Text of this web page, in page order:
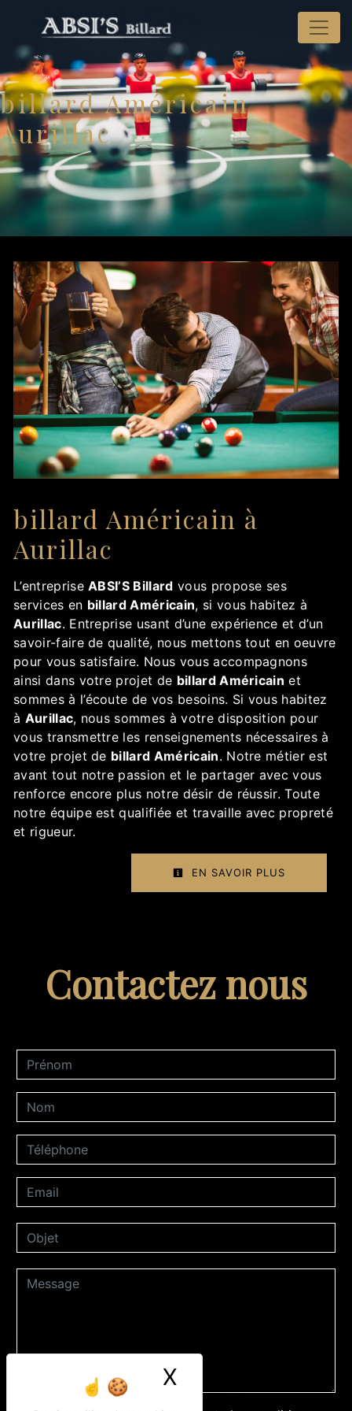
X
billard Américain
Aurillac
billard Américain à
Aurillac
L’entrepriseABSI’S Billard vous propose ses
services en billard Américain, si vous habitez à
Aurillac. Entreprise usant d’une expérience et d’un
savoir-faire de qualité, nous mettons tout en oeuvre
pour vous satisfaire. Nous vous accompagnons
ainsi dans votre projet de billard Américain et
sommes à l’écoute de vos besoins. Si vous habitez
à Aurillac, nous sommes à votre disposition pour
vous transmettre les renseignements nécessaires à
votre projet de billard Américain. Notre métier est
avant tout notre passion et le partager avec vous
renforce encore plus notre désir de réussir. Toute
notre équipe est qualifiée et travaille avec propreté
et rigueur.
EN SAVOIR PLUS
Contactez nous